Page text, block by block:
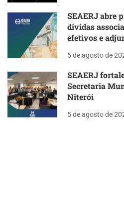
SEAERJ abre
dívidas
efetivos e
5 de agosto de
SEAERJ
Secretaria
Niterói
5 de agosto de